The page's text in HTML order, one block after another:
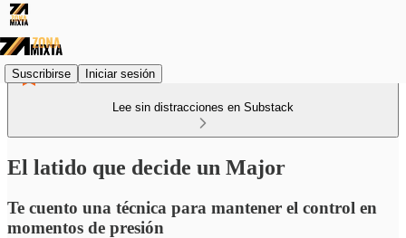
Suscribirse Iniciar sesión
Lee sin distracciones en Substack
El latido que decide un Major
Te cuento una técnica para mantener el control en
momentos de presión